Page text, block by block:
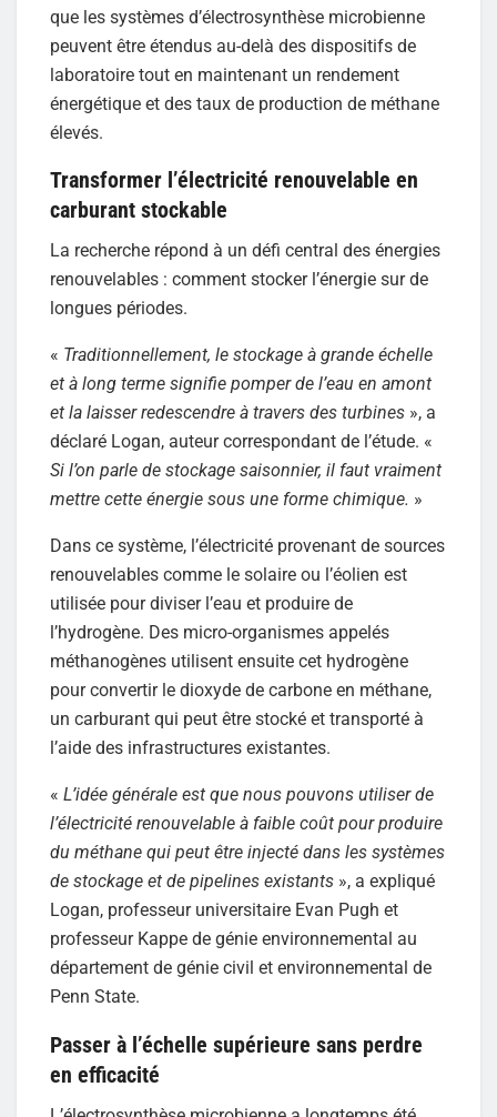
que les systèmes d’électrosynthèse microbienne
peuvent être étendus au-delà des dispositifs de
laboratoire tout en maintenant un rendement
énergétique et des taux de production de méthane
élevés.
Transformer l’électricité renouvelable en
carburant stockable
La recherche répond à un défi central des énergies
renouvelables : comment stocker l’énergie sur de
longues périodes.
« Traditionnellement, le stockage à grande échelle
et à long terme signifie pomper de l’eau en amont
et la laisser redescendre à travers des turbines », a
déclaré Logan, auteur correspondant de l’étude. «
Si l’on parle de stockage saisonnier, il faut vraiment
mettre cette énergie sous une forme chimique. »
Dans ce système, l’électricité provenant de sources
renouvelables comme le solaire ou l’éolien est
utilisée pour diviser l’eau et produire de
l’hydrogène. Des micro-organismes appelés
méthanogènes utilisent ensuite cet hydrogène
pour convertir le dioxyde de carbone en méthane,
un carburant qui peut être stocké et transporté à
l’aide des infrastructures existantes.
« L’idée générale est que nous pouvons utiliser de
l’électricité renouvelable à faible coût pour produire
du méthane qui peut être injecté dans les systèmes
de stockage et de pipelines existants », a expliqué
Logan, professeur universitaire Evan Pugh et
professeur Kappe de génie environnemental au
département de génie civil et environnemental de
Penn State.
Passer à l’échelle supérieure sans perdre
en efficacité